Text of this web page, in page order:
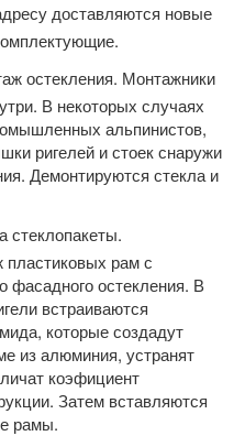
доставляются новые
остекления. Монтажники
В некоторых случаях
альпинистов,
ригелей и стоек снаружи
Демонтируются стекла и
стеклопакеты.
пластиковых рам с
фасадного остекления. В
встраиваются
которые создадут
из алюминия, устранят
коэфициент
Затем вставляются
рамы.